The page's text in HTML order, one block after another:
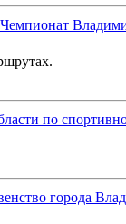
по
города